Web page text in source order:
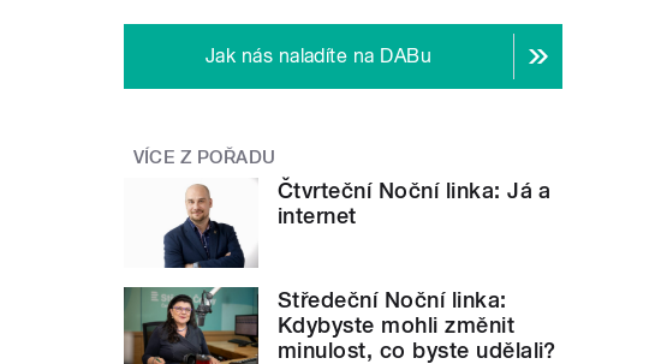
Jak nás naladíte na DABu
VÍCE Z POŘADU
Čtvrteční Noční linka: Já a
internet
Středeční Noční linka:
Kdybyste mohli změnit
minulost, co byste udělali?